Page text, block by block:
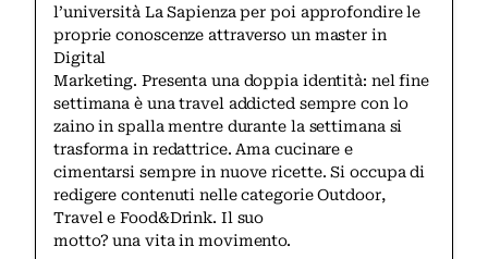
l’università La Sapienza per poi approfondire le
proprie conoscenze attraverso un master in
Digital
Marketing. Presenta una doppia identità: nel fine
settimana è una travel addicted sempre con lo
zaino in spalla mentre durante la settimana si
trasforma in redattrice. Ama cucinare e
cimentarsi sempre in nuove ricette. Si occupa di
redigere contenuti nelle categorie Outdoor,
Travel e Food&Drink. Il suo
motto? una vita in movimento.